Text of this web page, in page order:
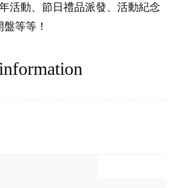
活動、節日禮品派發、活動紀念
等等！